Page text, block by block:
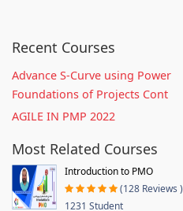
Recent Courses
Advance S-Curve using Power
Foundations of Projects Cont
AGILE IN PMP 2022
Most Related Courses
Introduction to PMO
(128 Reviews )
1231 Student